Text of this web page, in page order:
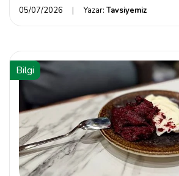
05/07/2026 Yazar: Tavsiyemiz
Bilgi